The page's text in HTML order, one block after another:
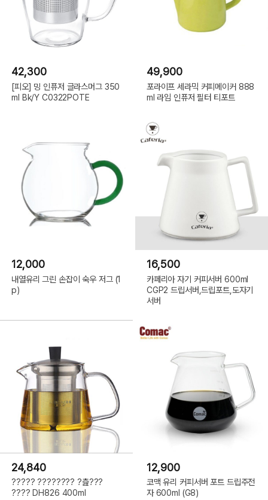
42,300
[피오] 밍 인퓨저 글라스머그 350
ml Bk/Y C0322POTE
49,900
포라이프 세라믹 커피메이커 888
ml 라임 인퓨저 필터 티포트
12,000
내열유리 그린 손잡이 숙우 저그 (1
p)
16,500
카페리아 자기 커피서버 600ml
CGP2 드립서버,드립포트,도자기
서버
24,840
????? ???????? ?츮???
???? DH826 400ml
12,900
코맥 유리 커피서버 포트 드립주전
자 600ml (G8)